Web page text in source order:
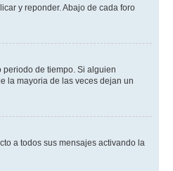
y reponder. Abajo de cada foro
de tiempo. Si alguien
la mayoria de las veces dejan un
a todos sus mensajes activando la